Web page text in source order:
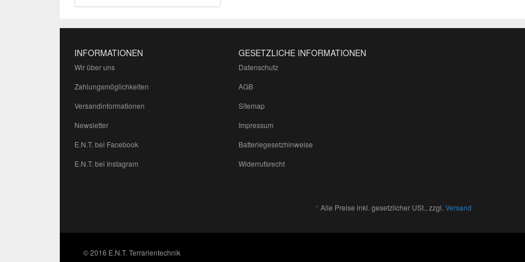
INFORMATIONEN
Wir über uns
Zahlungsmöglichkeiten
Versandinformationen
Newsletter
E.N.T. bei Facebook
E.N.T. bei Instagram
GESETZLICHE INFORMATIONEN
Datenschutz
AGB
Sitemap
Impressum
Batteriegesetzhinweise
Widerrufsrecht
* Alle Preise inkl. gesetzlicher USt., zzgl. Versand
© 2016 E.N.T. Terrarientechnik